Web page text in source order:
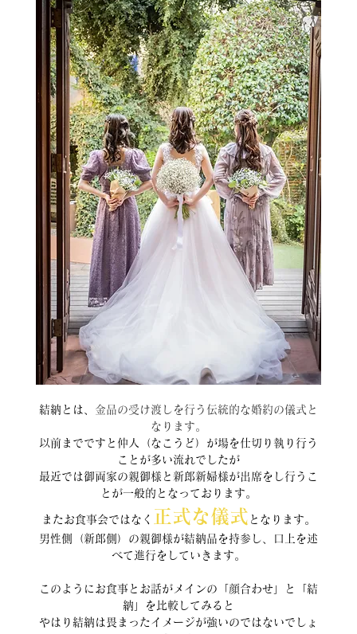
結納とは、 金品の受け渡しを行う伝統的な婚約の儀式と
なります。
以前までですと仲人（なこうど）が場を仕切り執り行う
ことが多い流れでしたが
最近では御両家の親御様と新郎新婦様が出席をし行うこ
とが一般的となっております。
またお食事会ではなく 正式な儀式 となります。
男性側（新郎側）の親御様が結納品を持参し、口上を述
べて進行をしていきます。
このようにお食事とお話がメインの「顔合わせ」と「結
納」を比較してみると
やはり結納は畏まったイメージが強いのではないでしょ